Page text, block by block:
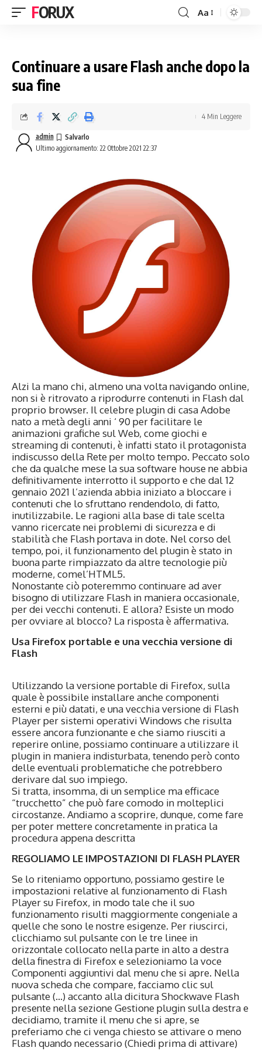
FORUX Aa
Continuare a usare Flash anche dopo la
sua fine
Ultimo aggiornamento: 22 Ottobre 2021 22:37
admin
4 Min Leggere
Alzi la mano chi, almeno una volta navigando online,
non si è ritrovato a riprodurre contenuti in Flash dal
proprio browser. Il celebre plugin di casa Adobe
nato a metà degli anni ‘ 90 per facilitare le
animazioni grafiche sul Web, come giochi e
streaming di contenuti, è infatti stato il protagonista
indiscusso della Rete per molto tempo. Peccato solo
che da qualche mese la sua software house ne abbia
definitivamente interrotto il supporto e che dal 12
gennaio 2021 l’azienda abbia iniziato a bloccare i
contenuti che lo sfruttano rendendolo, di fatto,
inutilizzabile. Le ragioni alla base di tale scelta
vanno ricercate nei problemi di sicurezza e di
stabilità che Flash portava in dote. Nel corso del
tempo, poi, il funzionamento del plugin è stato in
buona parte rimpiazzato da altre tecnologie più
moderne, comel’HTML5.
Nonostante ciò poteremmo continuare ad aver
bisogno di utilizzare Flash in maniera occasionale,
per dei vecchi contenuti. E allora? Esiste un modo
per ovviare al blocco? La risposta è affermativa.
Usa Firefox portable e una vecchia versione di
Flash
Utilizzando la versione portable di Firefox, sulla
quale è possibile installare anche componenti
esterni e più datati, e una vecchia versione di Flash
Player per sistemi operativi Windows che risulta
essere ancora funzionante e che siamo riusciti a
reperire online, possiamo continuare a utilizzare il
plugin in maniera indisturbata, tenendo però conto
delle eventuali problematiche che potrebbero
derivare dal suo impiego.
Si tratta, insomma, di un semplice ma efficace
“trucchetto” che può fare comodo in molteplici
circostanze. Andiamo a scoprire, dunque, come fare
per poter mettere concretamente in pratica la
procedura appena descritta
REGOLIAMO LE IMPOSTAZIONI DI FLASH PLAYER
Se lo riteniamo opportuno, possiamo gestire le
impostazioni relative al funzionamento di Flash
Player su Firefox, in modo tale che il suo
funzionamento risulti maggiormente congeniale a
quelle che sono le nostre esigenze. Per riuscirci,
clicchiamo sul pulsante con le tre linee in
orizzontale collocato nella parte in alto a destra
della finestra di Firefox e selezioniamo la voce
Componenti aggiuntivi dal menu che si apre. Nella
nuova scheda che compare, facciamo clic sul
pulsante (…) accanto alla dicitura Shockwave Flash
presente nella sezione Gestione plugin sulla destra e
decidiamo, tramite il menu che si apre, se
preferiamo che ci venga chiesto se attivare o meno
Flash quando necessario (Chiedi prima di attivare)